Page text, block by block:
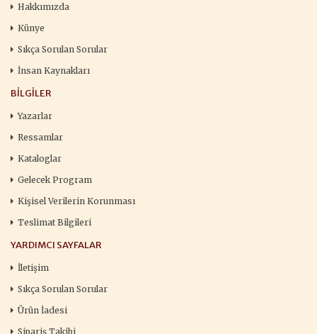
Hakkımızda
Künye
Sıkça Sorulan Sorular
İnsan Kaynakları
BILGILER
Yazarlar
Ressamlar
Kataloglar
Gelecek Program
Kişisel Verilerin Korunması
Teslimat Bilgileri
YARDIMCI SAYFALAR
İletişim
Sıkça Sorulan Sorular
Ürün İadesi
Sipariş Takibi